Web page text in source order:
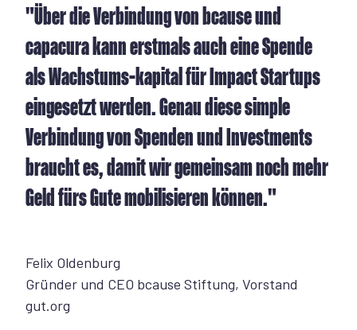
"Über die Verbindung von bcause und
capacura kann erstmals auch eine Spende
als Wachstums-kapital für Impact Startups
eingesetzt werden. Genau diese simple
Verbindung von Spenden und Investments
braucht es, damit wir gemeinsam noch mehr
Geld fürs Gute mobilisieren können."
Felix Oldenburg
Gründer und CEO bcause Stiftung, Vorstand
gut.org